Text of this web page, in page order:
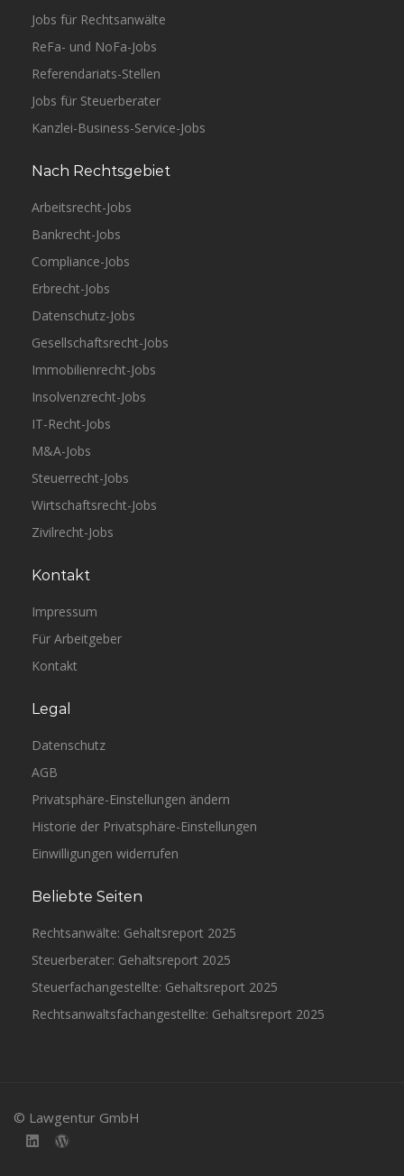
Jobs für Rechtsanwälte
ReFa- und NoFa-Jobs
Referendariats-Stellen
Jobs für Steuerberater
Kanzlei-Business-Service-Jobs
Nach Rechtsgebiet
Arbeitsrecht-Jobs
Bankrecht-Jobs
Compliance-Jobs
Erbrecht-Jobs
Datenschutz-Jobs
Gesellschaftsrecht-Jobs
Immobilienrecht-Jobs
Insolvenzrecht-Jobs
IT-Recht-Jobs
M&A-Jobs
Steuerrecht-Jobs
Wirtschaftsrecht-Jobs
Zivilrecht-Jobs
Kontakt
Impressum
Für Arbeitgeber
Kontakt
Legal
Datenschutz
AGB
Privatsphäre-Einstellungen ändern
Historie der Privatsphäre-Einstellungen
Einwilligungen widerrufen
Beliebte Seiten
Rechtsanwälte: Gehaltsreport 2025
Steuerberater: Gehaltsreport 2025
Steuerfachangestellte: Gehaltsreport 2025
Rechtsanwaltsfachangestellte: Gehaltsreport 2025
© Lawgentur GmbH